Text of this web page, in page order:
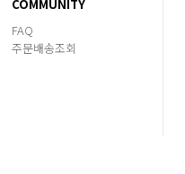
COMMUNITY
FAQ
주문배송조회